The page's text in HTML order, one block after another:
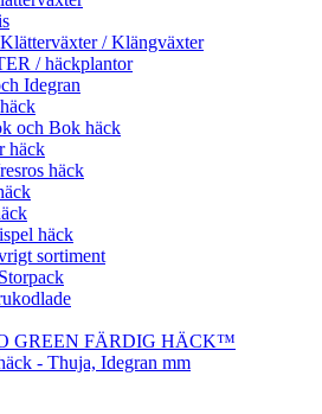
/ Klängväxter
/ häckplantor
Idegran
och Bok häck
häck
häck
häck
sortiment
GREEN FÄRDIG HÄCK™
- Thuja, Idegran mm